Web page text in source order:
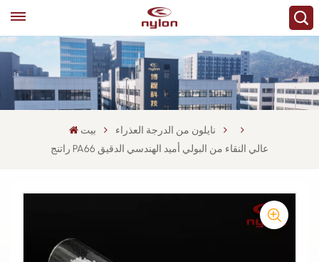
بيت
نايلون من الدرجة العذراء
راتنج PA66 عالي النقاء من البولي أميد الهندسي الدقيق